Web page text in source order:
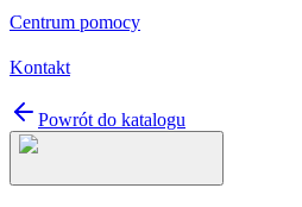
Centrum pomocy
Kontakt
Powrót do katalogu